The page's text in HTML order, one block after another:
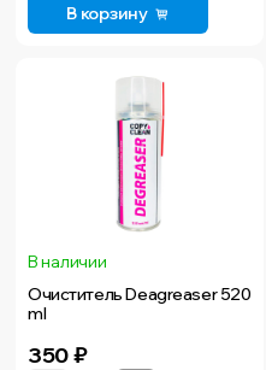
В корзину
В наличии
Очиститель Deagreaser 520
ml
350₽